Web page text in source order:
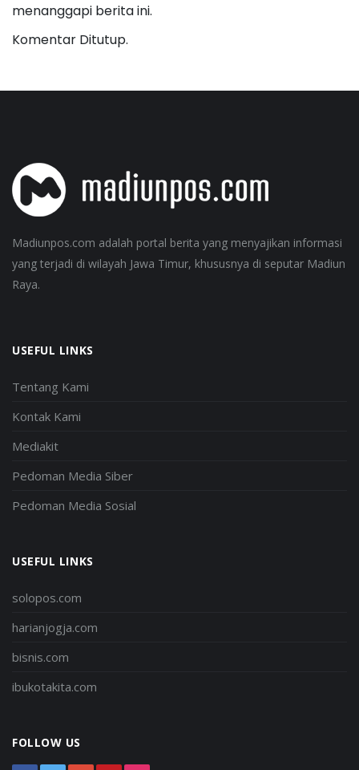
menanggapi berita ini.
Komentar Ditutup.
Madiunpos.com adalah portal berita yang menyajikan informasi
yang terjadi di wilayah Jawa Timur, khususnya di seputar Madiun
Raya.
USEFUL LINKS
Tentang Kami
Kontak Kami
Mediakit
Pedoman Media Siber
Pedoman Media Sosial
USEFUL LINKS
solopos.com
harianjogja.com
bisnis.com
ibukotakita.com
FOLLOW US